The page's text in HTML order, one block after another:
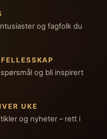
og fagfolk du
og bli inspirert
UKE
og nyheter – rett i